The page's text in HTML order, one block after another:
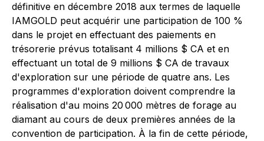
définitive en décembre 2018 aux termes de laquelle
IAMGOLD peut acquérir une participation de 100 %
dans le projet en effectuant des paiements en
trésorerie prévus totalisant 4 millions $ CA et en
effectuant un total de 9 millions $ CA de travaux
d'exploration sur une période de quatre ans. Les
programmes d'exploration doivent comprendre la
réalisation d'au moins 20 000 mètres de forage au
diamant au cours de deux premières années de la
convention de participation. À la fin de cette période,